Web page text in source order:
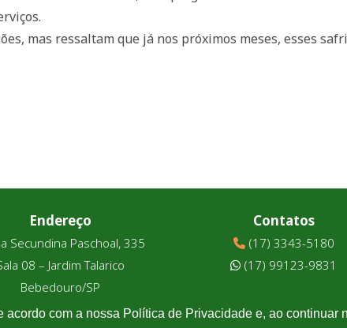
mas ressaltam que já nos próximos meses, esses
Endereço
Secundina Paschoal, 335
08 – Jardim Talarico
Bebedouro/SP
Contatos
(17) 3343-5180
(17) 99123-9831
com a nossa Política de Privacidade e, ao continuar